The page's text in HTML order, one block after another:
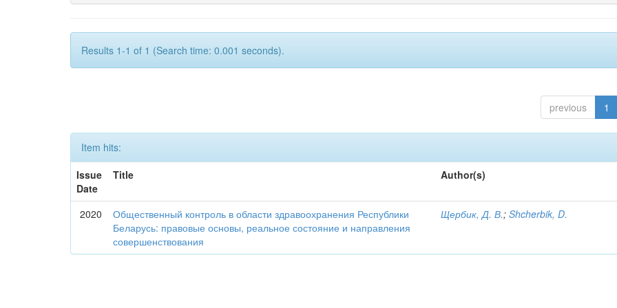
Results 1-1 of 1 (Search time: 0.001 seconds).
previous 1
Item hits:
Issue
Date
Title Author(s)
2020
Общественный контроль в области здравоохранения Республики
Беларусь: правовые основы, реальное состояние и направления
совершенствования
Щербик, Д. В.;Shcherbik, D.